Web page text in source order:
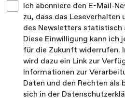
Ich abonniere den E-Mail-
zu, dass das Leseverhalten
des Newsletters statistisch
Diese Einwilligung kann ich
für die Zukunft widerrufen.
wird dazu ein Link zur
Informationen zur
Daten und den Rechten als
sich in der